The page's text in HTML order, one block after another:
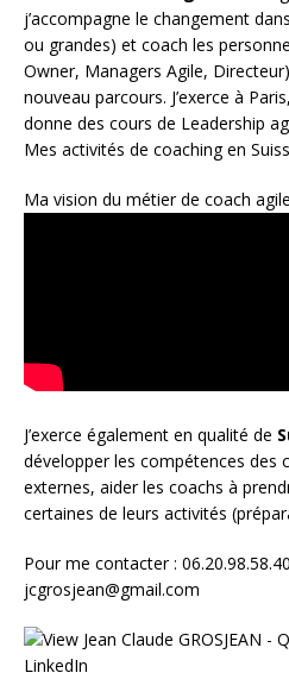
j’accompagne le changement
ou grandes) et coach les
Owner, Managers Agile,
nouveau parcours. J’exerce à
donne des cours de Leadership
Mes activités de coaching en
Ma vision du métier de coach
J’exerce également en qualité de
développer les compétences des
externes, aider les coachs à
certaines de leurs activités
Pour me contacter : 06.20.98.58.40
jcgrosjean@gmail.com